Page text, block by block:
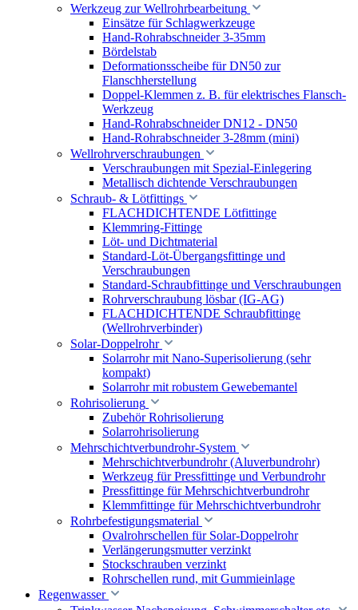
Werkzeug zur Wellrohrbearbeitung
Einsätze für Schlagwerkzeuge
Hand-Rohrabschneider 3-35mm
Bördelstab
Deformationsscheibe für DN50 zur
Flanschherstellung
Doppel-Klemmen z. B. für elektrisches Flansch-
Werkzeug
Hand-Rohrabschneider DN12 - DN50
Hand-Rohrabschneider 3-28mm (mini)
Wellrohrverschraubungen
Verschraubungen mit Spezial-Einlegering
Metallisch dichtende Verschraubungen
Schraub- & Lötfittings
FLACHDICHTENDE Lötfittinge
Klemmring-Fittinge
Löt- und Dichtmaterial
Standard-Löt-Übergangsfittinge und
Verschraubungen
Standard-Schraubfittinge und Verschraubungen
Rohrverschraubung lösbar (IG-AG)
FLACHDICHTENDE Schraubfittinge
(Wellrohrverbinder)
Solar-Doppelrohr
Solarrohr mit Nano-Superisolierung (sehr
kompakt)
Solarrohr mit robustem Gewebemantel
Rohrisolierung
Zubehör Rohrisolierung
Solarrohrisolierung
Mehrschichtverbundrohr-System
Mehrschichtverbundrohr (Aluverbundrohr)
Werkzeug für Pressfittinge und Verbundrohr
Pressfittinge für Mehrschichtverbundrohr
Klemmfittinge für Mehrschichtverbundrohr
Rohrbefestigungsmaterial
Ovalrohrschellen für Solar-Doppelrohr
Verlängerungsmutter verzinkt
Stockschrauben verzinkt
Rohrschellen rund, mit Gummieinlage
Regenwasser